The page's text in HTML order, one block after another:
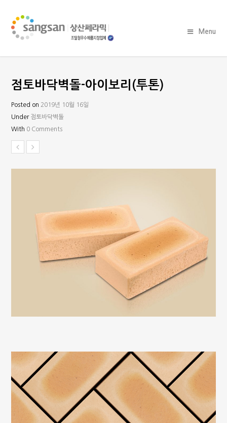
Menu
점토바닥벽돌-아이보리(투톤)
Posted on 2019년 10월 16일
Under 점토바닥벽돌
With 0 Comments